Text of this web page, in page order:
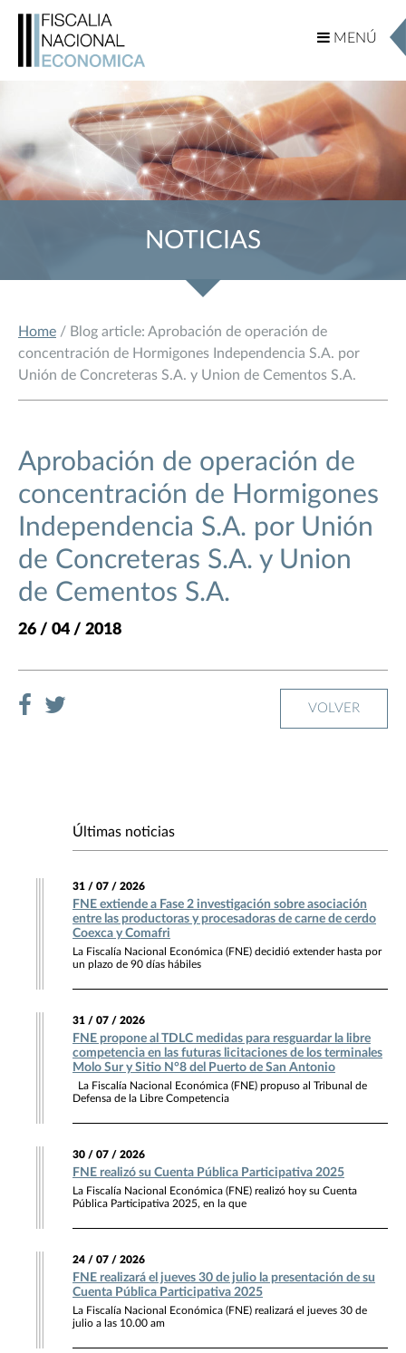
MENÚ
MENÚ
NOTICIAS
Home / Blog article: Aprobación de operación de
concentración de Hormigones Independencia S.A. por
Unión de Concreteras S.A. y Union de Cementos S.A.
Aprobación de operación de
concentración de Hormigones
Independencia S.A. por Unión
de Concreteras S.A. y Union
de Cementos S.A.
26 / 04 / 2018
VOLVER
Últimas noticias
31 / 07 / 2026
FNE extiende a Fase 2 investigación sobre asociación
entre las productoras y procesadoras de carne de cerdo
Coexca y Comafri
La Fiscalía Nacional Económica (FNE) decidió extender hasta por
un plazo de 90 días hábiles
31 / 07 / 2026
FNE propone al TDLC medidas para resguardar la libre
competencia en las futuras licitaciones de los terminales
Molo Sur y Sitio N°8 del Puerto de San Antonio
La Fiscalía Nacional Económica (FNE) propuso al Tribunal de
Defensa de la Libre Competencia
30 / 07 / 2026
FNE realizó su Cuenta Pública Participativa 2025
La Fiscalía Nacional Económica (FNE) realizó hoy su Cuenta
Pública Participativa 2025, en la que
24 / 07 / 2026
FNE realizará el jueves 30 de julio la presentación de su
Cuenta Pública Participativa 2025
La Fiscalía Nacional Económica (FNE) realizará el jueves 30 de
julio a las 10.00 am